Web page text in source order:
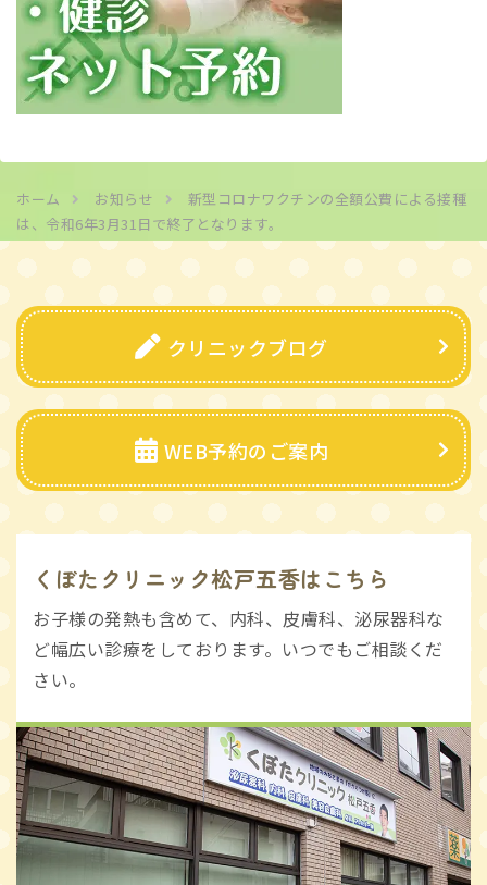
ホーム お知らせ
新型コロナワクチンの全額公費による接種
は、令和6年3月31日で終了となります。
クリニックブログ
WEB予約のご案内
くぼたクリニック松戸五香はこちら
お子様の発熱も含めて、内科、皮膚科、泌尿器科な
ど幅広い診療をしております。いつでもご相談くだ
さい。